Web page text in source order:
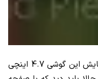
: روز گذشته عکس های جدیدی از آیفون 6 در کنار آیفون 5s و اچ تی سی ام 8 منتشر شد. در عکس های جدیدی که از آیفون 6 منتشر شده، مشخص شده است که صفحه نمایش این گوشی 4.7 اینچی